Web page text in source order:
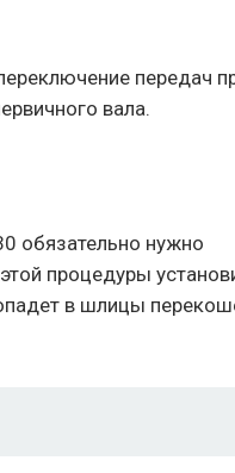
передач
вала.
обязательно нужно
процедуры
в шлицы